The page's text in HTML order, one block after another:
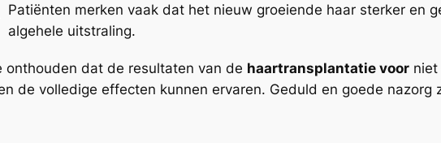
Patiënten merken vaak dat het nieuw groeiende haar sterker en
algehele uitstraling.
onthouden dat de resultaten van de haartransplantatie voor
de volledige effecten kunnen ervaren. Geduld en goede